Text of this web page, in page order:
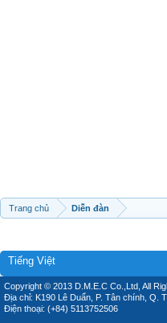
Trang chủ Diễn đàn
Tiếng Việt
Copyright © 2013 D.M.E.C Co.,Ltd, All
Địa chỉ: K190 Lê Duẩn, P. Tân chính, Q.
Điện thoại: (+84) 5113752506